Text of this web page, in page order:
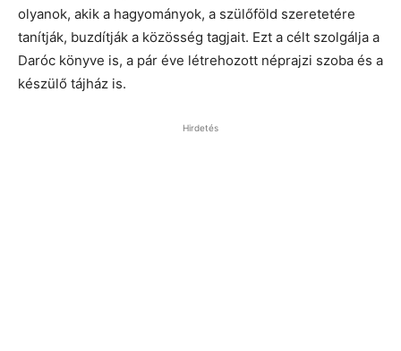
olyanok, akik a hagyományok, a szülőföld szeretetére
tanítják, buzdítják a közösség tagjait. Ezt a célt szolgálja a
Daróc könyve is, a pár éve létrehozott néprajzi szoba és a
készülő tájház is.
Hirdetés